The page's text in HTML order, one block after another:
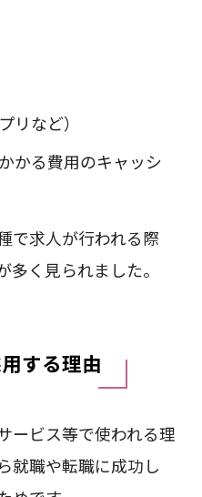
リなど）
かる費用のキャッシ
で求人が行われる際
く見られました。
する理由
ービス等で使われる理
就職や転職に成功し